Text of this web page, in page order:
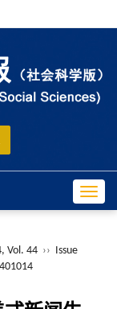
Vol. 44 ›› Issue